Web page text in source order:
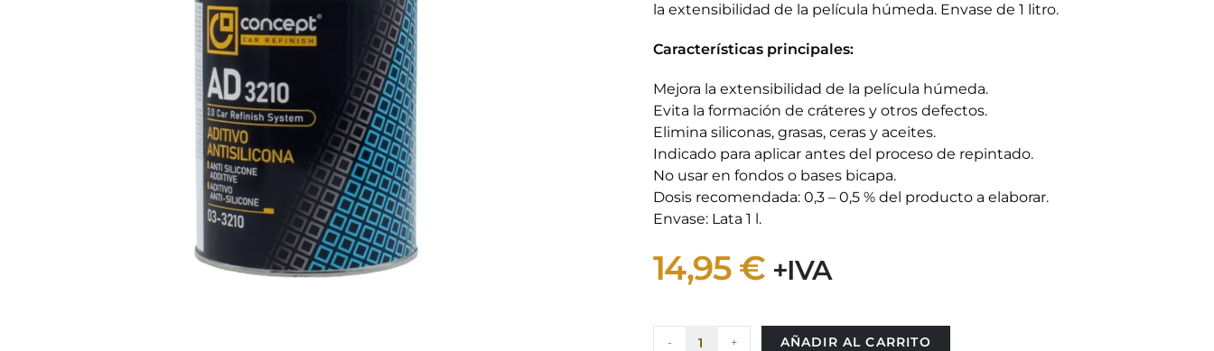
la extensibilidad de la película húmeda. Envase de 1 litro.
Características principales:
Mejora la extensibilidad de la película húmeda.
Evita la formación de cráteres y otros defectos.
Elimina siliconas, grasas, ceras y aceites.
Indicado para aplicar antes del proceso de repintado.
No usar en fondos o bases bicapa.
Dosis recomendada: 0,3 – 0,5 % del producto a elaborar.
Envase: Lata 1 l.
14,95 € +IVA
- + AÑADIR AL CARRITO